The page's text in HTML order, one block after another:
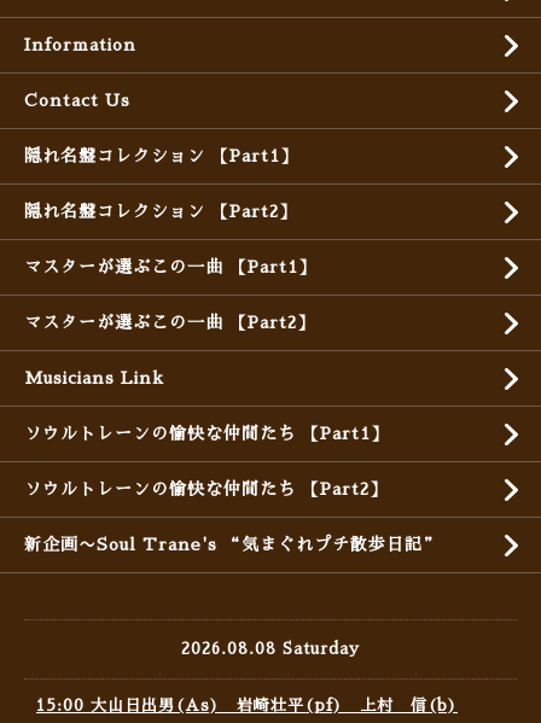
Information
Contact Us
隠れ名盤コレクション 【Part1】
隠れ名盤コレクション 【Part2】
マスターが選ぶこの一曲 【Part1】
マスターが選ぶこの一曲 【Part2】
Musicians Link
ソウルトレーンの愉快な仲間たち 【Part1】
ソウルトレーンの愉快な仲間たち 【Part2】
新企画〜Soul Trane's “気まぐれプチ散歩日記”
2026.08.08 Saturday
15:00 大山日出男(As) 岩崎壮平(pf) 上村 信(b)